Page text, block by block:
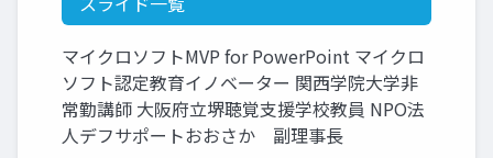
マイクロソフトMVP for PowerPoint マイクロ
ソフト認定教育イノベーター 関西学院大学非
常勤講師 大阪府立堺聴覚支援学校教員 NPO法
人デフサポートおおさか 副理事長